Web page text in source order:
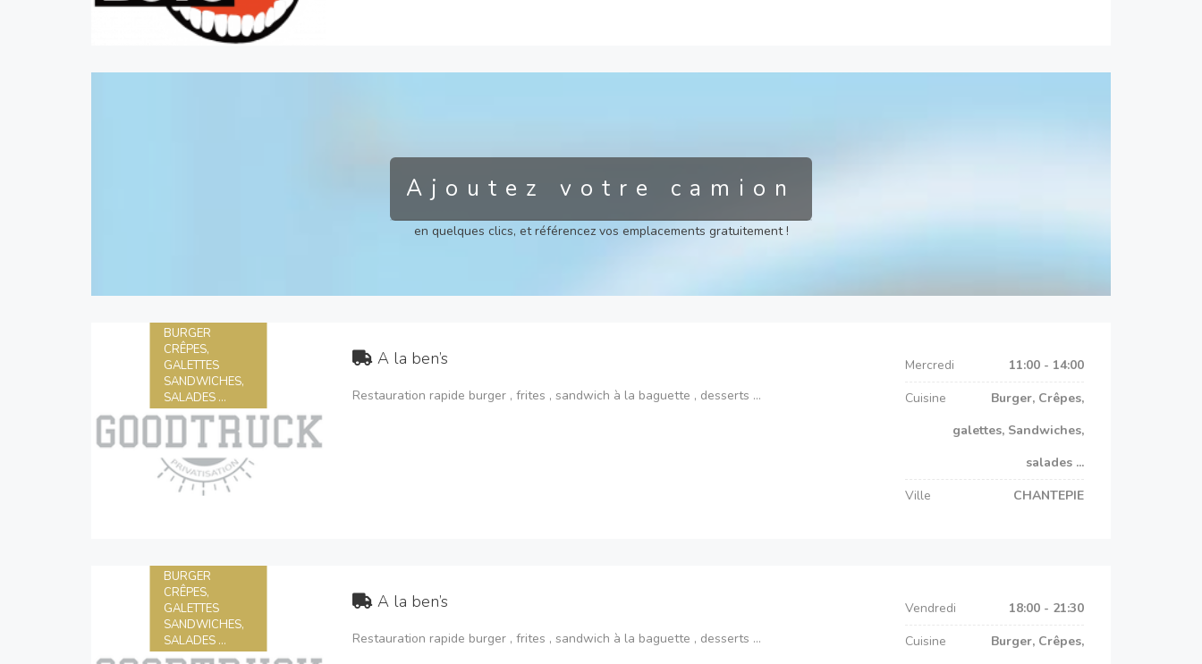
Ajoutez votre camion
en quelques clics, et référencez vos emplacements gratuitement !
BURGER
CRÊPES,
GALETTES
SANDWICHES,
SALADES ...
A la ben’s
Restauration rapide burger , frites , sandwich à la baguette , desserts …
Mercredi
11:00 - 14:00
Cuisine
Burger, Crêpes,
galettes, Sandwiches,
salades ...
Ville
CHANTEPIE
BURGER
CRÊPES,
GALETTES
SANDWICHES,
SALADES ...
A la ben’s
Restauration rapide burger , frites , sandwich à la baguette , desserts …
Vendredi
18:00 - 21:30
Cuisine
Burger, Crêpes,